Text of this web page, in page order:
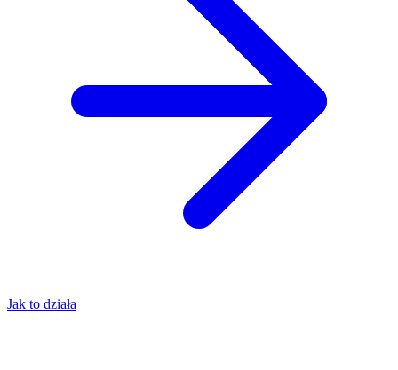
Jak to działa